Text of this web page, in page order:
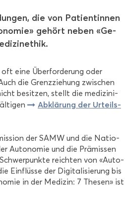
die von Pa­ti­en­tin­nen
ge­hört neben «Ge­
eine Über­for­de­rung oder
die Grenz­zie­hung zwi­schen
be­sit­zen, stellt die me­di­zi­ni­
Ab­klä­rung der Ur­teils­
der SAMW und die Na­tio­
Au­to­no­mie und die Prä­mis­sen
reich­ten von «Au­to­
Ein­flüs­se der Di­gi­ta­li­sie­rung bis
in der Me­di­zin: 7 The­sen» ist